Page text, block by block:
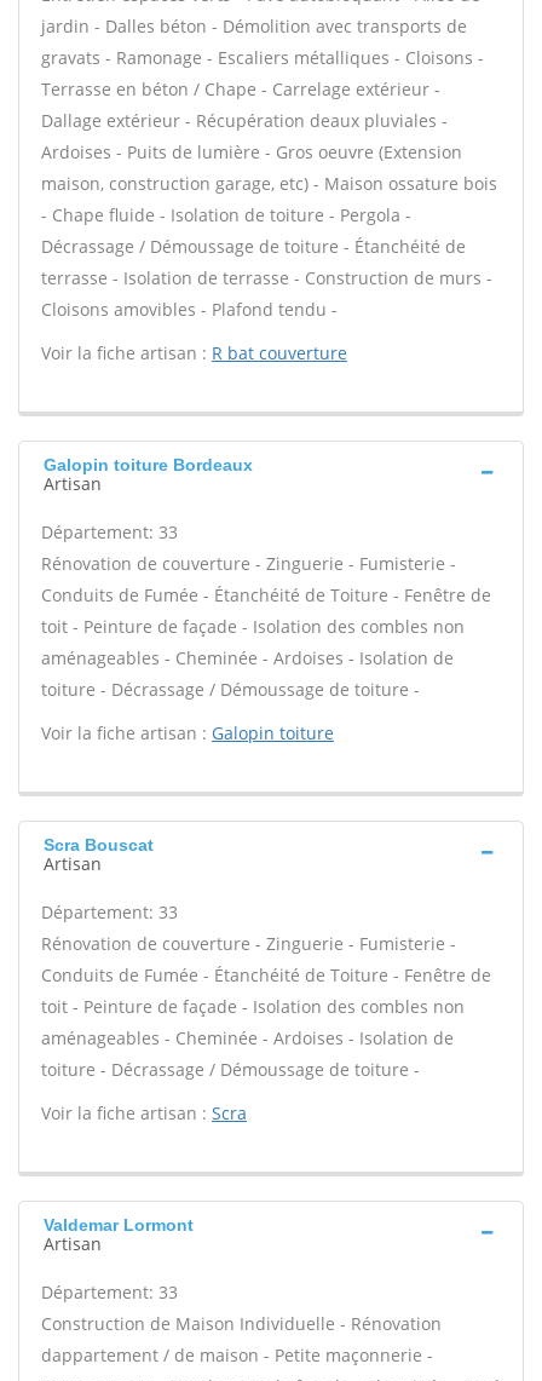
jardin - Dalles béton - Démolition avec transports de
gravats - Ramonage - Escaliers métalliques - Cloisons -
Terrasse en béton / Chape - Carrelage extérieur -
Dallage extérieur - Récupération deaux pluviales -
Ardoises - Puits de lumière - Gros oeuvre (Extension
maison, construction garage, etc) - Maison ossature bois
- Chape fluide - Isolation de toiture - Pergola -
Décrassage / Démoussage de toiture - Étanchéité de
terrasse - Isolation de terrasse - Construction de murs -
Cloisons amovibles - Plafond tendu -
Voir la fiche artisan : R bat couverture
Galopin toiture Bordeaux
Artisan
Département: 33
Rénovation de couverture - Zinguerie - Fumisterie -
Conduits de Fumée - Étanchéité de Toiture - Fenêtre de
toit - Peinture de façade - Isolation des combles non
aménageables - Cheminée - Ardoises - Isolation de
toiture - Décrassage / Démoussage de toiture -
Voir la fiche artisan : Galopin toiture
Scra Bouscat
Artisan
Département: 33
Rénovation de couverture - Zinguerie - Fumisterie -
Conduits de Fumée - Étanchéité de Toiture - Fenêtre de
toit - Peinture de façade - Isolation des combles non
aménageables - Cheminée - Ardoises - Isolation de
toiture - Décrassage / Démoussage de toiture -
Voir la fiche artisan : Scra
Valdemar Lormont
Artisan
Département: 33
Construction de Maison Individuelle - Rénovation
dappartement / de maison - Petite maçonnerie -